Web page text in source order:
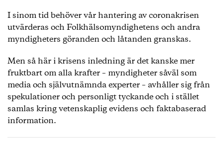
I sinom tid behöver vår hantering av coronakrisen
utvärderas och Folkhälsomyndighetens och andra
myndigheters göranden och låtanden granskas.
Men så här i krisens inledning är det kanske mer
fruktbart om alla krafter – myndigheter såväl som
media och självutnämnda experter – avhåller sig från
spekulationer och personligt tyckande och i stället
samlas kring vetenskaplig evidens och faktabaserad
information.